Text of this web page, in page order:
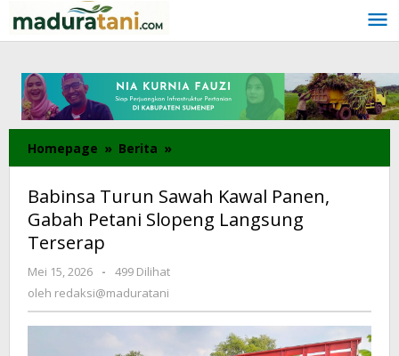
ke
konten
Homepage » Berita »
Turun
Sawah
Kawal
Panen,
Terserap
Babinsa Turun Sawah Kawal Panen,
Gabah Petani Slopeng Langsung
Terserap
Mei 15, 2026
oleh
redaksi@maduratani
-
499 Dilihat
oleh redaksi@maduratani